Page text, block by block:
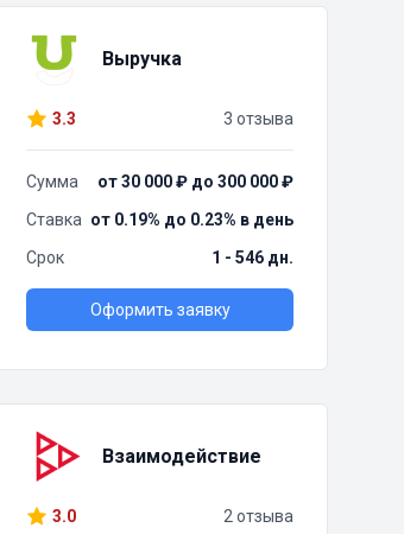
Выручка
3.3 3 отзыва
Сумма
от 30 000 ₽ до 300 000 ₽
Ставка от 0.19% до 0.23% в день
Срок
1 - 546 дн.
Оформить заявку
Взаимодействие
3.0 2 отзыва